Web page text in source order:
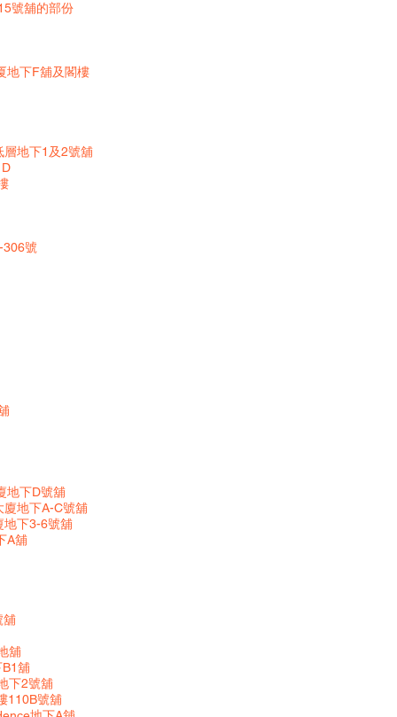
號舖的部份
地下F舖及閣樓
層地下1及2號舖
306號
地下D號舖
地下A-C號舖
地下3-6號舖
A舖
舖
舖
舖
下2號舖
110B號舖